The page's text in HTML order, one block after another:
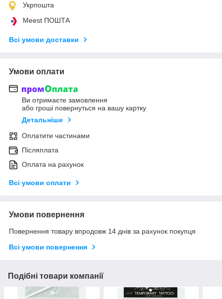
Укрпошта
Meest ПОШТА
Всі умови доставки
Умови оплати
Ви отримаєте замовлення
або гроші повернуться на вашу картку
Детальніше
Оплатити частинами
Післяплата
Оплата на рахунок
Всі умови оплати
Умови повернення
Повернення товару впродовж 14 днів за рахунок покупця
Всі умови повернення
Подібні товари компанії